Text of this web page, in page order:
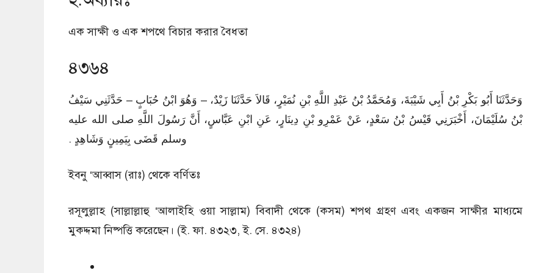
এক সাক্ষী ও এক শপথে বিচার করার বৈধতা
৪৩৬৪
وَحَدَّثَنَا أَبُو بَكْرِ بْنُ أَبِي شَيْبَةَ، وَمُحَمَّدُ بْنُ عَبْدِ اللَّهِ بْنِ نُمَيْرٍ، قَالاَ حَدَّثَنَا زَيْدٌ، – وَهُوَ ابْنُ حُبَابٍ – حَدَّثَنِي سَيْفُ
بْنُ سُلَيْمَانَ، أَخْبَرَنِي قَيْسُ بْنُ سَعْدٍ، عَنْ عَمْرِو بْنِ دِينَارٍ، عَنِ ابْنِ عَبَّاسٍ، أَنَّ رَسُولَ اللَّهِ صلى الله عليه
وسلم قَضَى بِيَمِينٍ وَشَاهِدٍ ‏.‏
ইবনু ‘আব্বাস (রাঃ) থেকে বর্ণিতঃ
রসূলুল্লাহ (সাল্লাল্লাহু ‘আলাইহি ওয়া সাল্লাম) বিবাদী থেকে (কসম) শপথ গ্রহণ এবং একজন সাক্ষীর মাধ্যমে
মুকদ্দমা নিষ্পত্তি করেছেন। (ই. ফা. ৪৩২৩, ই. সে. ৪৩২৪)